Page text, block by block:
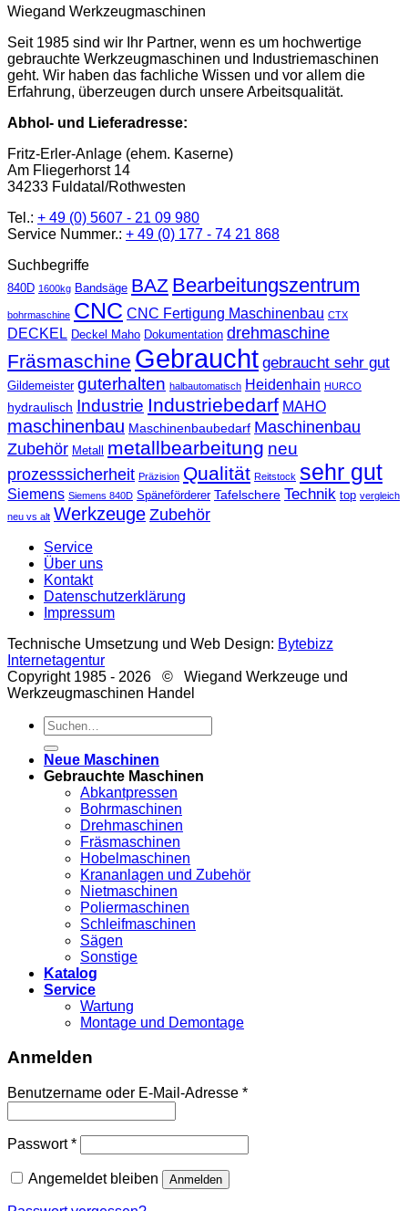
Wiegand Werkzeugmaschinen
Seit 1985 sind wir Ihr Partner, wenn es um hochwertige
gebrauchte Werkzeugmaschinen und Industriemaschinen
geht. Wir haben das fachliche Wissen und vor allem die
Erfahrung, überzeugen durch unsere Arbeitsqualität.
Abhol- und Lieferadresse:
Fritz-Erler-Anlage (ehem. Kaserne)
Am Fliegerhorst 14
34233 Fuldatal/Rothwesten
Tel.: + 49 (0) 5607 - 21 09 980
Service Nummer.: + 49 (0) 177 - 74 21 868
Suchbegriffe
840D 1600kg Bandsäge BAZ Bearbeitungszentrum
bohrmaschine CNC CNC Fertigung Maschinenbau CTX
DECKEL Deckel Maho Dokumentation drehmaschine
Fräsmaschine Gebraucht gebraucht sehr gut
Gildemeister guterhalten halbautomatisch Heidenhain HURCO
hydraulisch Industrie Industriebedarf MAHO
maschinenbau Maschinenbaubedarf Maschinenbau
Zubehör Metall metallbearbeitung neu
prozesssicherheit Präzision Qualität Reitstock sehr gut
Siemens Siemens 840D Späneförderer Tafelschere Technik top vergleich
neu vs alt Werkzeuge Zubehör
Service
Über uns
Kontakt
Datenschutzerklärung
Impressum
Technische Umsetzung und Web Design: Bytebizz
Internetagentur
Copyright 1985 - 2026 © Wiegand Werkzeuge und
Werkzeugmaschinen Handel
Suche
nach:
Neue Maschinen
Gebrauchte Maschinen
Abkantpressen
Bohrmaschinen
Drehmaschinen
Fräsmaschinen
Hobelmaschinen
Krananlagen und Zubehör
Nietmaschinen
Poliermaschinen
Schleifmaschinen
Sägen
Sonstige
Katalog
Service
Wartung
Montage und Demontage
Anmelden
Benutzername oder E-Mail-Adresse *
Passwort*
Angemeldet bleiben Anmelden